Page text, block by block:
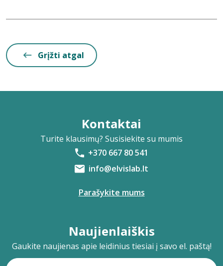
Grįžti atgal
Kontaktai
Turite klausimų? Susisiekite su mumis
+370 667 80 541
info@elvislab.lt
Parašykite mums
Naujienlaiškis
Gaukite naujienas apie leidinius tiesiai į savo el. paštą!